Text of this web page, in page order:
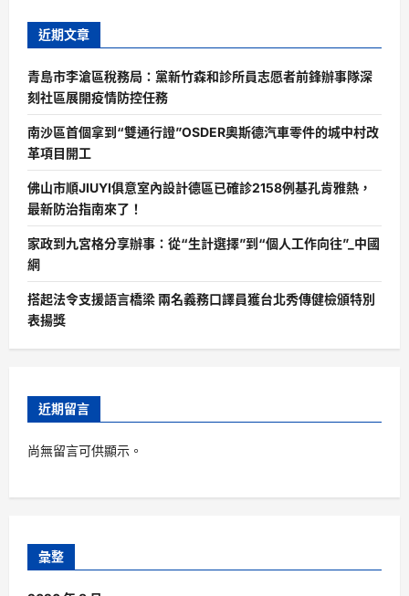
近期文章
青島市李滄區稅務局：黨新竹森和診所員志愿者前鋒辦事隊深
刻社區展開疫情防控任務
南沙區首個拿到“雙通行證”OSDER奧斯德汽車零件的城中村改
革項目開工
佛山市順JIUYI俱意室內設計德區已確診2158例基孔肯雅熱，
最新防治指南來了！
家政到九宮格分享辦事：從“生計選擇”到“個人工作向往”_中國
網
搭起法令支援語言橋梁 兩名義務口譯員獲台北秀傳健檢頒特別
表揚獎
近期留言
尚無留言可供顯示。
彙整